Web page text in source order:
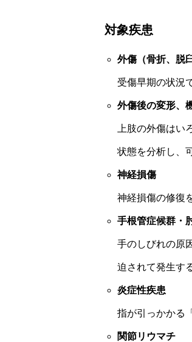
対象疾患
外傷（骨折、脱
受傷早期の状況
外傷後の変形、
上肢の外傷は
状態を分析し、
神経損傷
神経損傷の修復
手根管症候群・
手のしびれの原
迫されて発生す
炎症性疾患
指が引っかかる
関節リウマチ